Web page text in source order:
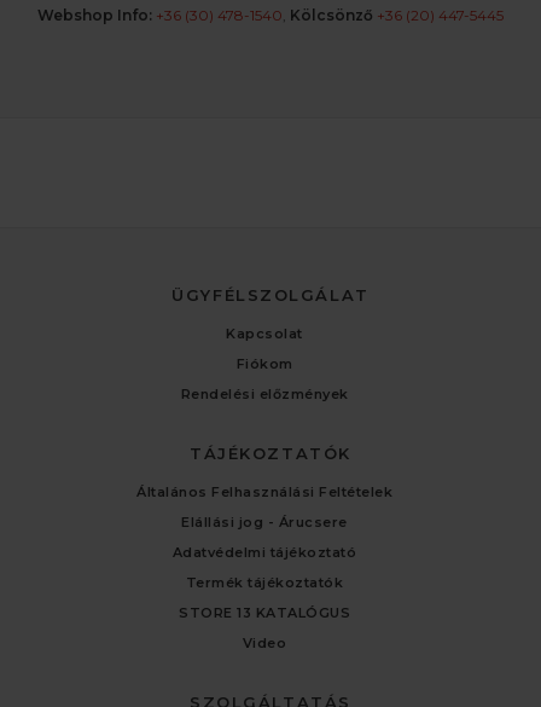
Webshop Info: +36 (30) 478-1540, Kölcsönző +36 (20) 447-5445
ÜGYFÉLSZOLGÁLAT
Kapcsolat
Fiókom
Rendelési előzmények
TÁJÉKOZTATÓK
Általános Felhasználási Feltételek
Elállási jog - Árucsere
Adatvédelmi tájékoztató
Termék tájékoztatók
STORE 13 KATALÓGUS
Video
SZOLGÁLTATÁS